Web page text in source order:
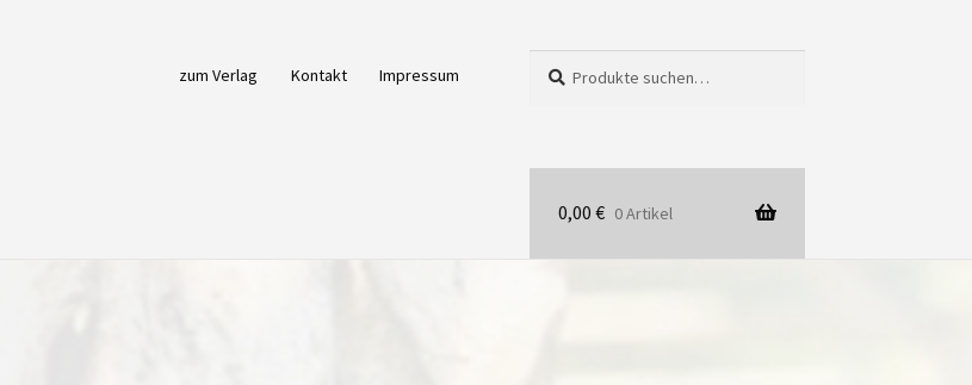
zum Verlag Kontakt Impressum
nach:
0,00 € 0 Artikel